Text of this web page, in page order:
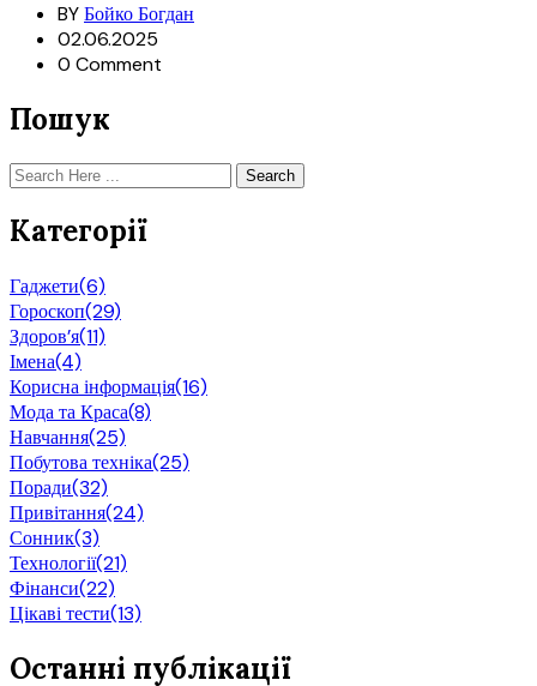
BYБойко Богдан
02.06.2025
0 Comment
Пошук
Search
Категорії
Гаджети(6)
Гороскоп(29)
Здоров’я(11)
Імена(4)
Корисна інформація(16)
Мода та Краса(8)
Навчання(25)
Побутова техніка(25)
Поради(32)
Привітання(24)
Сонник(3)
Технології(21)
Фінанси(22)
Цікаві тести(13)
Останні публікації